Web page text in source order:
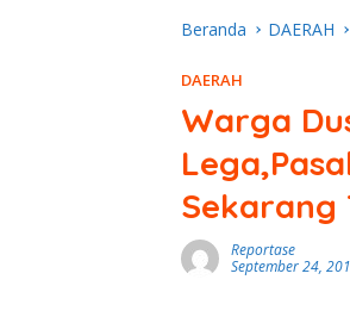
Beranda DAERAH
DAERAH
Warga
Sekarang
Reportase
September 24,